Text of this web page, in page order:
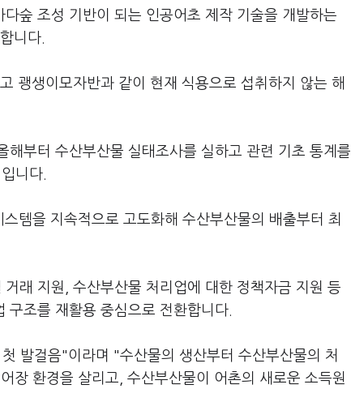
숲 조성 기반이 되는 인공어초 제작 기술을 개발하는
니다.
괭생이모자반과 같이 현재 식용으로 섭취하지 않는 해
부터 수산부산물 실태조사를 실하고 관련 기초 통계를
니다.
템을 지속적으로 고도화해 수산부산물의 배출부터 최
래 지원, 수산부산물 처리업에 대한 정책자금 지원 등
조를 재활용 중심으로 전환합니다.
발걸음"이라며 "수산물의 생산부터 수산부산물의 처
장 환경을 살리고, 수산부산물이 어촌의 새로운 소득원